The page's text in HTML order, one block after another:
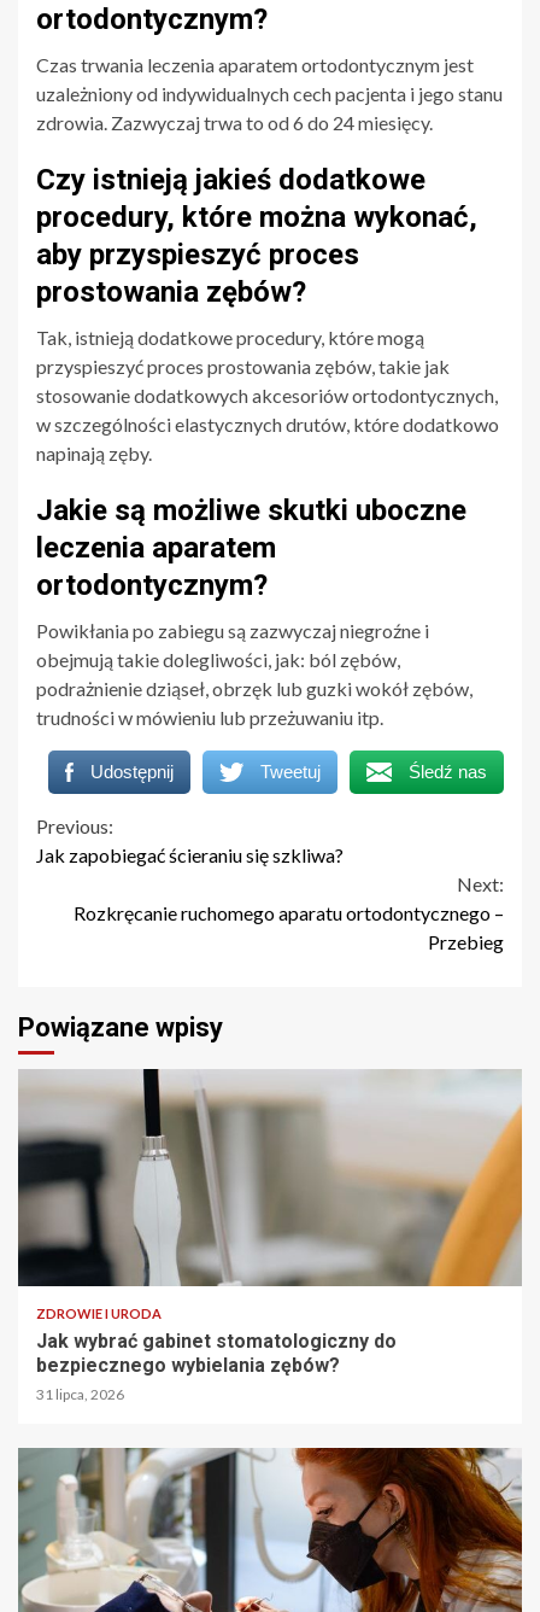
ortodontycznym?
Czas trwania leczenia aparatem ortodontycznym jest
uzależniony od indywidualnych cech pacjenta i jego stanu
zdrowia. Zazwyczaj trwa to od 6 do 24 miesięcy.
Czy istnieją jakieś dodatkowe
procedury, które można wykonać,
aby przyspieszyć proces
prostowania zębów?
Tak, istnieją dodatkowe procedury, które mogą
przyspieszyć proces prostowania zębów, takie jak
stosowanie dodatkowych akcesoriów ortodontycznych,
w szczególności elastycznych drutów, które dodatkowo
napinają zęby.
Jakie są możliwe skutki uboczne
leczenia aparatem
ortodontycznym?
Powikłania po zabiegu są zazwyczaj niegroźne i
obejmują takie dolegliwości, jak: ból zębów,
podrażnienie dziąseł, obrzęk lub guzki wokół zębów,
trudności w mówieniu lub przeżuwaniu itp.
Udostępnij Tweetuj Śledź nas
Continue
Previous:
Jak zapobiegać ścieraniu się szkliwa?
Next:
Rozkręcanie ruchomego aparatu ortodontycznego –
Przebieg
Powiązane wpisy
ZDROWIE I URODA
Jak wybrać gabinet stomatologiczny do
bezpiecznego wybielania zębów?
31 lipca, 2026